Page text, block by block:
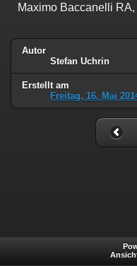
Maximo Baccanelli
Autor
Stefan Uchrin
Erstellt am
Freitag, 16. Mai